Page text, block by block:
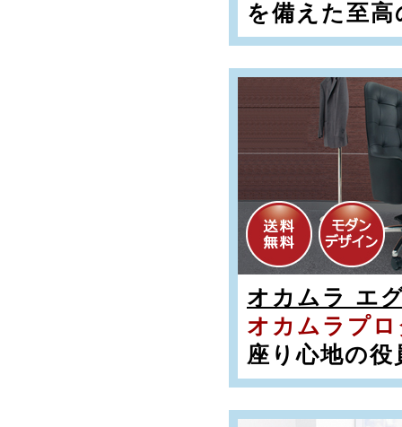
を備えた至高
オカムラ エ
オカムラプ
座り心地の